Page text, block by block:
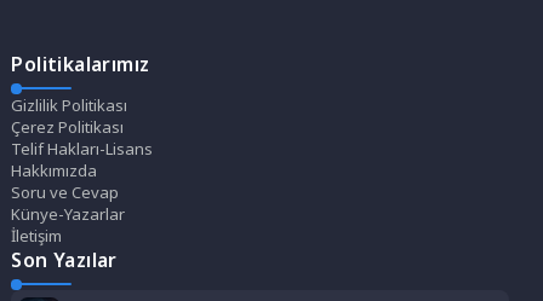
Politikalarımız
Gizlilik Politikası
Çerez Politikası
Telif Hakları-Lisans
Hakkımızda
Soru ve Cevap
Künye-Yazarlar
İletişim
Son Yazılar